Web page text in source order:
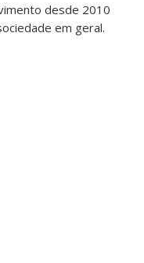
desde 2010
em geral.